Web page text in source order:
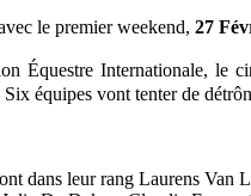
le premier weekend, 27
ÉquestreInternationale, le
équipes vont tenter de
dans leur rang Laurens